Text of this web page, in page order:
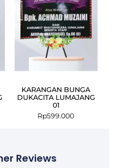
KARANGAN BUNGA
DUKACITA LUMAJANG
01
Rp599.000
Reviews